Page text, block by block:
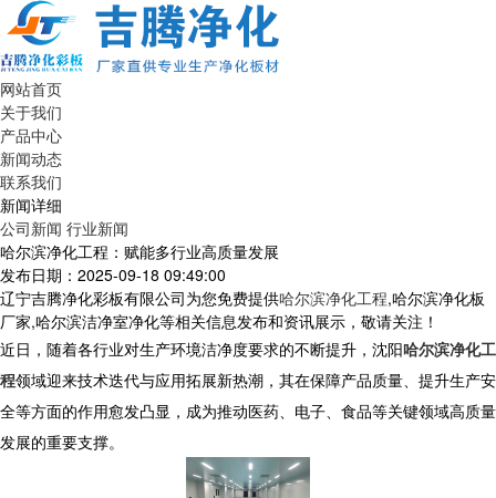
网站首页
关于我们
产品中心
新闻动态
联系我们
新闻详细
公司新闻 行业新闻
哈尔滨净化工程：赋能多行业高质量发展
发布日期：2025-09-18 09:49:00
辽宁吉腾净化彩板有限公司为您免费提供哈尔滨净化工程,哈尔滨净化板
厂家,哈尔滨洁净室净化等相关信息发布和资讯展示，敬请关注！
近日，随着各行业对生产环境洁净度要求的不断提升，沈阳哈尔滨净化工
程领域迎来技术迭代与应用拓展新热潮，其在保障产品质量、提升生产安
全等方面的作用愈发凸显，成为推动医药、电子、食品等关键领域高质量
发展的重要支撑。